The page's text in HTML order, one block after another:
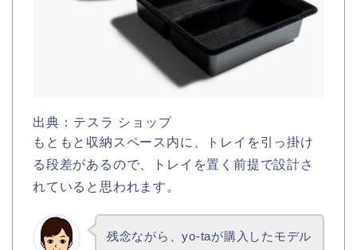
出典：テスラ ショップ
もともと収納スペース内に、トレイを引っ掛け
る段差があるので、トレイを置く前提で設計さ
れていると思われます。
残念ながら、yo-taが購入したモデル